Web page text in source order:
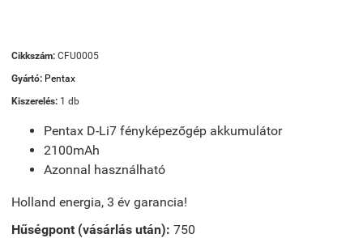
Cikkszám: CFU0005
Gyártó: Pentax
Kiszerelés: 1 db
Pentax D-Li7 fényképezőgép akkumulátor
2100mAh
Azonnal használható
Holland energia, 3 év garancia!
Hűségpont (vásárlás után): 750